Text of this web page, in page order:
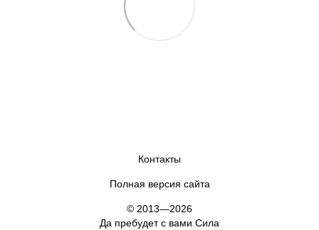
Контакты
Полная версия сайта
© 2013—2026
Да пребудет с вами Сила